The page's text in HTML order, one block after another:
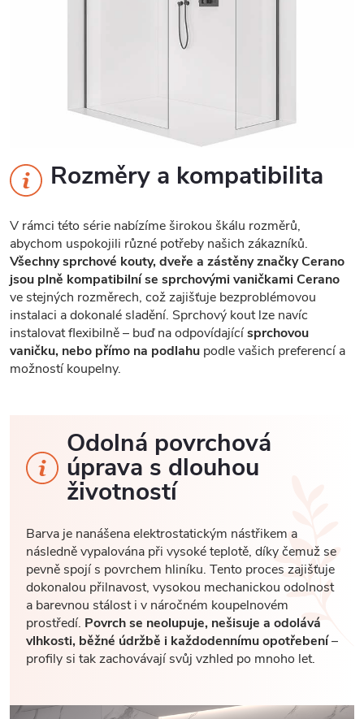
Rozměry a kompatibilita
V rámci této série nabízíme širokou škálu rozměrů,
abychom uspokojili různé potřeby našich zákazníků.
Všechny sprchové kouty, dveře a zástěny značky Cerano
jsou plně kompatibilní se sprchovými vaničkami Cerano
ve stejných rozměrech, což zajišťuje bezproblémovou
instalaci a dokonalé sladění. Sprchový kout lze navíc
instalovat flexibilně – buď na odpovídajícísprchovou
vaničku, nebo přímo na podlahu podle vašich preferencí a
možností koupelny.
Odolná povrchová
úprava s dlouhou
životností
Barva je nanášena elektrostatickým nástřikem a
následně vypalována při vysoké teplotě, díky čemuž se
pevně spojí s povrchem hliníku. Tento proces zajišťuje
dokonalou přilnavost, vysokou mechanickou odolnost
a barevnou stálost i v náročném koupelnovém
prostředí. Povrch se neolupuje, nešisuje a odolává
vlhkosti, běžné údržbě i každodennímu opotřebení–
profily si tak zachovávají svůj vzhled po mnoho let.